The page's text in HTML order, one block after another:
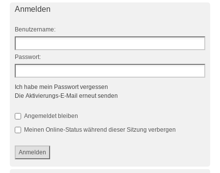
Anmelden
Benutzername:
Passwort:
Ich habe mein Passwort vergessen
Die Aktivierungs-E-Mail erneut senden
Angemeldet bleiben
Meinen Online-Status während dieser Sitzung verbergen